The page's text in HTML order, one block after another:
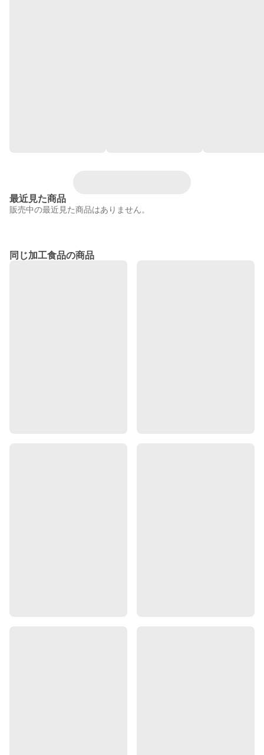
最近見た商品
販売中の最近見た商品はありません。
同じ加工食品の商品